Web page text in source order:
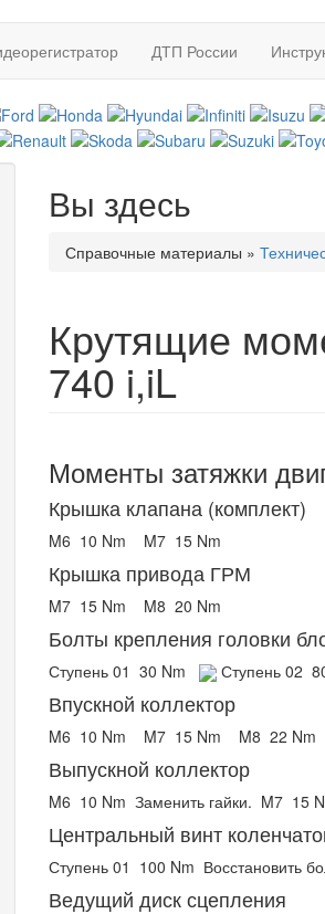
ДТП России
Вы здесь
Справочные материалы »
Крутящие
740 i,iL
Моменты затяжки
Крышка клапана (комплект)
M6 10 Nm M7 15 Nm
Крышка привода ГРМ
M7 15 Nm M8 20 Nm
Болты крепления головки
Ступень 01 30 Nm Ступень 02
Впускной коллектор
M6 10 Nm M7 15 Nm M8 22 Nm
Выпускной коллектор
M6 10 Nm Заменить гайки. M7 15
Центральный винт
Ступень 01 100 Nm Восстановить
Ведущий диск сцепления